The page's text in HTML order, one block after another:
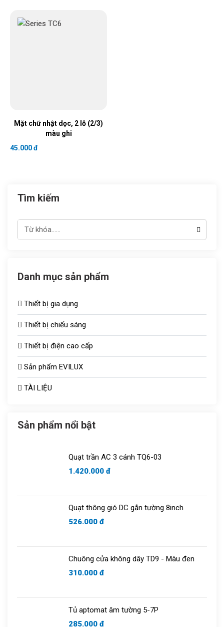
Mặt chữ nhật dọc, 2 lỗ (2/3)
màu ghi
45.000 đ
Tìm kiếm
Danh mục sản phẩm
Thiết bị gia dụng
Thiết bị chiếu sáng
Thiết bị điện cao cấp
Đèn chiếu sáng TOT
Công tắc ổ cắm
Quạt thông gió
Sản phẩm EVILUX
Bóng sưởi
Bóng bulb
TÀI LIỆU
Sản phẩm nổi bật
Quạt trần AC 3 cánh TQ6-03
1.420.000 đ
Quạt thông gió DC gắn tường 8inch
526.000 đ
Chuông cửa không dây TD9 - Màu đen
310.000 đ
Tủ aptomat âm tường 5-7P
285.000 đ